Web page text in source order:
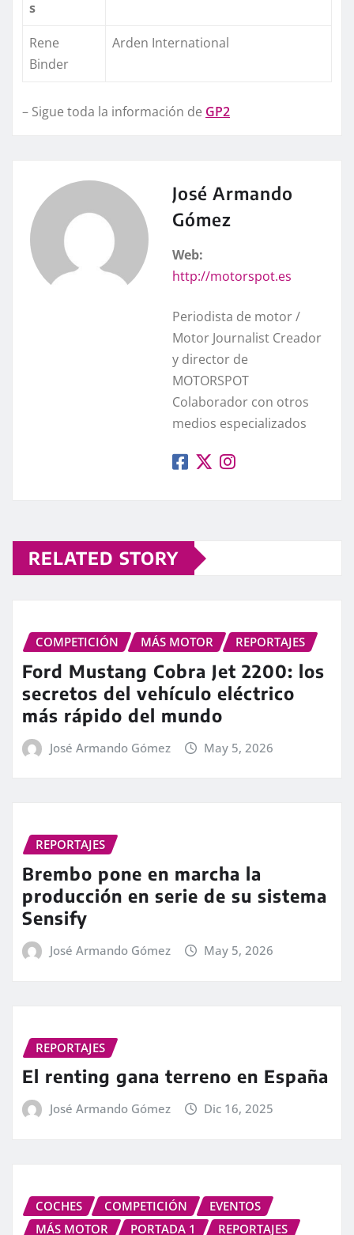
s
Rene
Binder
Arden International
– Sigue toda la información de GP2
José Armando
Gómez
Web:
http://motorspot.es
Periodista de motor /
Motor Journalist Creador
y director de
MOTORSPOT
Colaborador con otros
medios especializados
RELATED STORY
COMPETICIÓN MÁS MOTOR REPORTAJES
Ford Mustang Cobra Jet 2200: los
secretos del vehículo eléctrico
más rápido del mundo
José Armando Gómez May 5, 2026
REPORTAJES
Brembo pone en marcha la
producción en serie de su sistema
Sensify
José Armando Gómez May 5, 2026
REPORTAJES
El renting gana terreno en España
José Armando Gómez Dic 16, 2025
COCHES COMPETICIÓN
EVENTOS
MÁS MOTOR
PORTADA 1 REPORTAJES